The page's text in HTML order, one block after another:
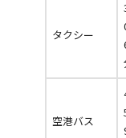
タクシー
空港バス